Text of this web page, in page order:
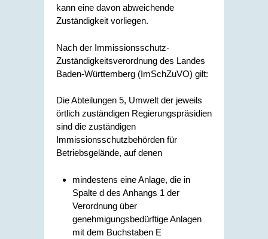
kann eine davon abweichende
Zuständigkeit vorliegen.
Nach der Immissionsschutz-
Zuständigkeitsverordnung des Landes
Baden-Württemberg (ImSchZuVO) gilt:
Die Abteilungen 5, Umwelt der jeweils
örtlich zuständigen Regierungspräsidien
sind die zuständigen
Immissionsschutzbehörden für
Betriebsgelände, auf denen
mindestens eine Anlage, die in
Spalte d des Anhangs 1 der
Verordnung über
genehmigungsbedürftige Anlagen
mit dem Buchstaben E